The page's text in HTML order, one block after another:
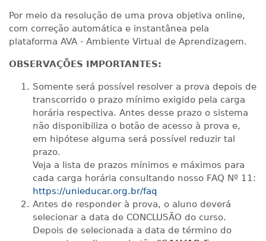
Por meio da resolução de uma prova objetiva online,
com correção automática e instantânea pela
plataforma AVA - Ambiente Virtual de Aprendizagem.
OBSERVAÇÕES IMPORTANTES:
Somente será possível resolver a prova depois de
transcorrido o prazo mínimo exigido pela carga
horária respectiva. Antes desse prazo o sistema
não disponibiliza o botão de acesso à prova e,
em hipótese alguma será possível reduzir tal
prazo.
Veja a lista de prazos mínimos e máximos para
cada carga horária consultando nosso FAQ Nº 11:
https://unieducar.org.br/faq
Antes de responder à prova, o aluno deverá
selecionar a data de CONCLUSÃO do curso.
Depois de selecionada a data de término do